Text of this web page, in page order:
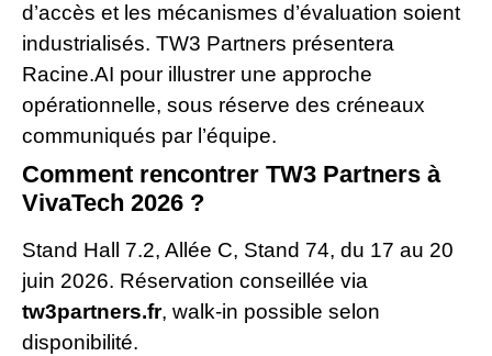
d’accès et les mécanismes d’évaluation soient
industrialisés. TW3 Partners présentera
Racine.AI pour illustrer une approche
opérationnelle, sous réserve des créneaux
communiqués par l’équipe.
Comment rencontrer TW3 Partners à
VivaTech 2026 ?
Stand Hall 7.2, Allée C, Stand 74, du 17 au 20
juin 2026. Réservation conseillée via
tw3partners.fr, walk-in possible selon
disponibilité.